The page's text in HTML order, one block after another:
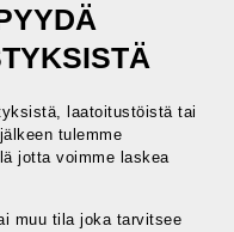
laatoitustöistä tai
tulemme
jotta voimme laskea
muu tila joka tarvitsee